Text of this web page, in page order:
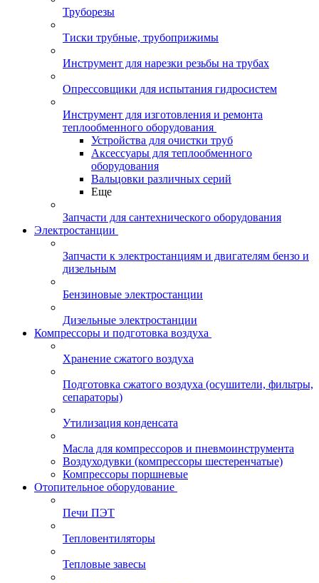
Труборезы
Тиски трубные, трубоприжимы
Инструмент для нарезки резьбы на трубах
Опрессовщики для испытания гидросистем
Инструмент для изготовления и ремонта
теплообменного оборудования
Устройства для очистки труб
Аксессуары для теплообменного
оборудования
Вальцовки различных серий
Еще
Запчасти для сантехнического оборудования
Электростанции
Запчасти к электростанциям и двигателям бензо и
дизельным
Бензиновые электростанции
Дизельные электростанции
Компрессоры и подготовка воздуха
Хранение сжатого воздуха
Подготовка сжатого воздуха (осушители, фильтры,
сепараторы)
Утилизация конденсата
Масла для компрессоров и пневмоинструмента
Воздуходувки (компрессоры шестеренчатые)
Компрессоры поршневые
Отопительное оборудование
Печи ПЭТ
Тепловентиляторы
Тепловые завесы